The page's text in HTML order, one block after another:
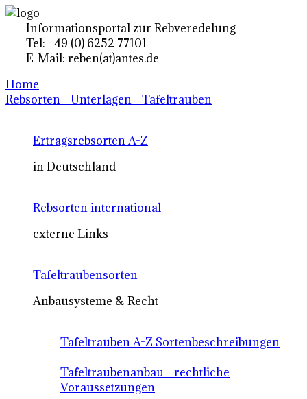
Informationsportal zur Rebveredelung
Tel: +49 (0) 6252 77101
E-Mail: reben(at)antes.de
Home
Rebsorten - Unterlagen - Tafeltrauben
Ertragsrebsorten A-Z
in Deutschland
Rebsorten international
externe Links
Tafeltraubensorten
Anbausysteme & Recht
Tafeltrauben A-Z Sortenbeschreibungen
Tafeltraubenanbau - rechtliche
Voraussetzungen